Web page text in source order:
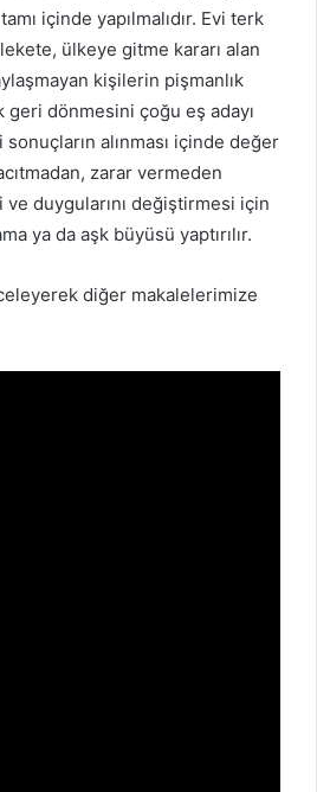
içinde yapılmalıdır. Evi terk
ülkeye gitme kararı alan
kişilerin pişmanlık
geri dönmesini çoğu eş adayı
alınması içinde değer
zarar vermeden
duygularını değiştirmesi için
ya da aşk büyüsü yaptırılır.
diğer makalelerimize